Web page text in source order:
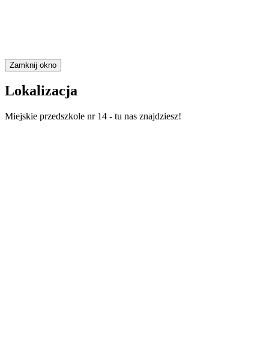
Zamknij okno
Lokalizacja
Miejskie przedszkole nr 14 - tu nas znajdziesz!